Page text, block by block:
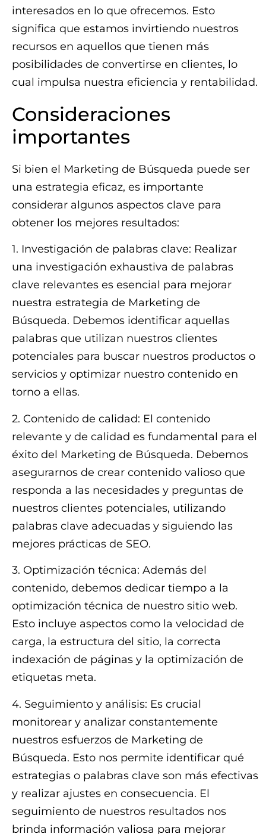
interesados en lo que ofrecemos. Esto
significa que estamos invirtiendo nuestros
recursos en aquellos que tienen más
posibilidades de convertirse en clientes, lo
cual impulsa nuestra eficiencia y rentabilidad.
Consideraciones
importantes
Si bien el Marketing de Búsqueda puede ser
una estrategia eficaz, es importante
considerar algunos aspectos clave para
obtener los mejores resultados:
1. Investigación de palabras clave: Realizar
una investigación exhaustiva de palabras
clave relevantes es esencial para mejorar
nuestra estrategia de Marketing de
Búsqueda. Debemos identificar aquellas
palabras que utilizan nuestros clientes
potenciales para buscar nuestros productos o
servicios y optimizar nuestro contenido en
torno a ellas.
2. Contenido de calidad: El contenido
relevante y de calidad es fundamental para el
éxito del Marketing de Búsqueda. Debemos
asegurarnos de crear contenido valioso que
responda a las necesidades y preguntas de
nuestros clientes potenciales, utilizando
palabras clave adecuadas y siguiendo las
mejores prácticas de SEO.
3. Optimización técnica: Además del
contenido, debemos dedicar tiempo a la
optimización técnica de nuestro sitio web.
Esto incluye aspectos como la velocidad de
carga, la estructura del sitio, la correcta
indexación de páginas y la optimización de
etiquetas meta.
4. Seguimiento y análisis: Es crucial
monitorear y analizar constantemente
nuestros esfuerzos de Marketing de
Búsqueda. Esto nos permite identificar qué
estrategias o palabras clave son más efectivas
y realizar ajustes en consecuencia. El
seguimiento de nuestros resultados nos
brinda información valiosa para mejorar